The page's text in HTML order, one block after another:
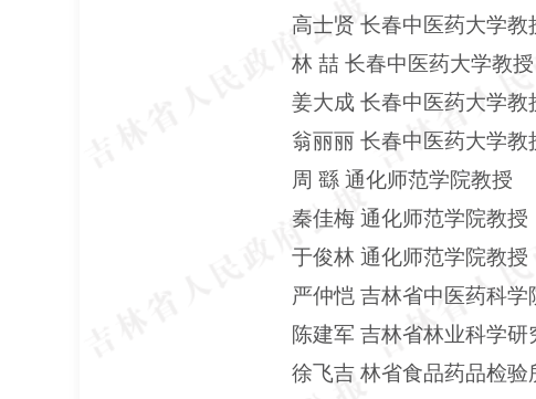
高士贤 长春中医药大学教
林 喆 长春中医药大学教授
姜大成 长春中医药大学教
翁丽丽 长春中医药大学教
周 繇 通化师范学院教授
秦佳梅 通化师范学院教授
于俊林 通化师范学院教授
严仲恺 吉林省中医药科学
陈建军 吉林省林业科学研
徐飞吉 林省食品药品检验